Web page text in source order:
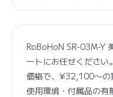
RoBoHoN SR-03M-Y
ートにお任せください
価格で、¥32,100〜の
使用環境・付属品の有